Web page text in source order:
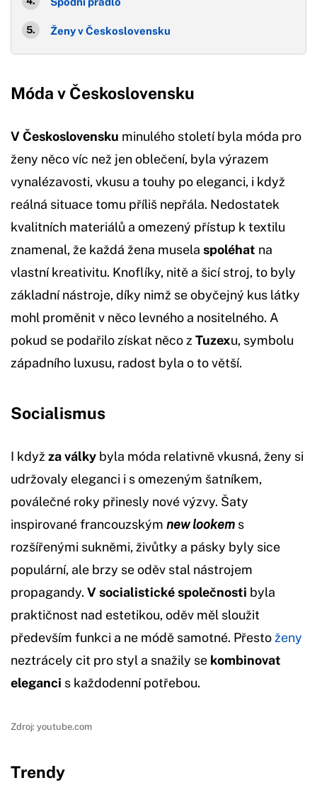
Ženy v Československu
Móda v Československu
V Československu minulého století byla móda pro
ženy něco víc než jen oblečení, byla výrazem
vynalézavosti, vkusu a touhy po eleganci, i když
reálná situace tomu příliš nepřála. Nedostatek
kvalitních materiálů a omezený přístup k textilu
znamenal, že každá žena musela spoléhat na
vlastní kreativitu. Knoflíky, nitě a šicí stroj, to byly
základní nástroje, díky nimž se obyčejný kus látky
mohl proměnit v něco levného a nositelného. A
pokud se podařilo získat něco z Tuzexu, symbolu
západního luxusu, radost byla o to větší.
Socialismus
I když za války byla móda relativně vkusná, ženy si
udržovaly eleganci i s omezeným šatníkem,
poválečné roky přinesly nové výzvy. Šaty
inspirované francouzským new lookem s
rozšířenými sukněmi, živůtky a pásky byly sice
populární, ale brzy se oděv stal nástrojem
propagandy. V socialistické společnosti byla
praktičnost nad estetikou, oděv měl sloužit
především funkci a ne módě samotné. Přesto ženy
neztrácely cit pro styl a snažily se kombinovat
eleganci s každodenní potřebou.
Zdroj: youtube.com
Trendy